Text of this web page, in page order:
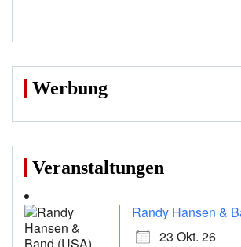
Werbung
Veranstaltungen
Randy Hansen &
23 Okt. 26